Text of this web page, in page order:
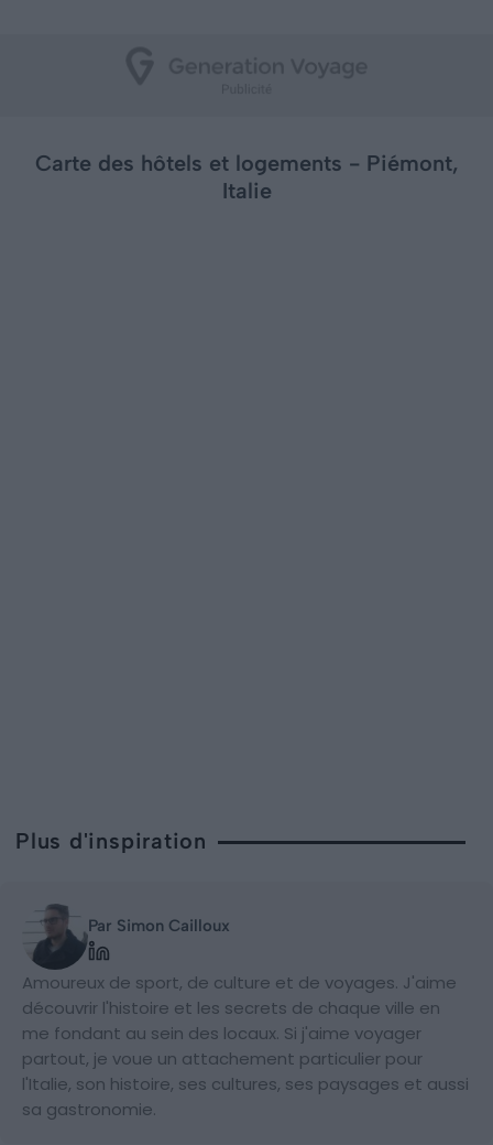
Carte des hôtels et logements - Piémont,
Italie
Plus d'inspiration
Par Simon Cailloux
Amoureux de sport, de culture et de voyages. J'aime
découvrir l'histoire et les secrets de chaque ville en
me fondant au sein des locaux. Si j'aime voyager
partout, je voue un attachement particulier pour
l'Italie, son histoire, ses cultures, ses paysages et aussi
sa gastronomie.